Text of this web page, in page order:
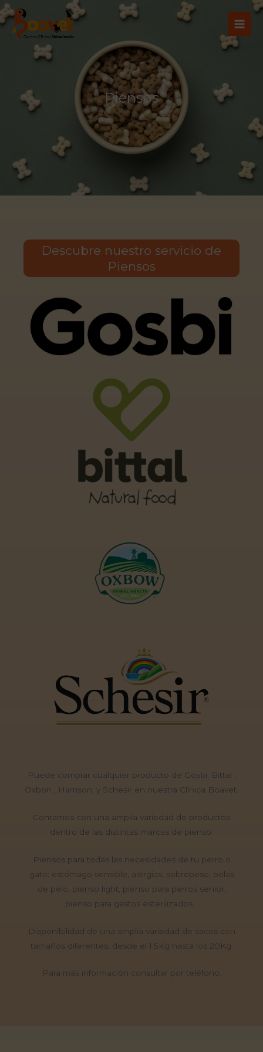
Piensos
Descubre nuestro servicio de
Piensos
Puede comprar cualquier producto de Gosbi, Bittal ,
Oxbon , Harrison, y Schesir en nuestra Clínica Boavet.
Contamos con una amplia variedad de productos
dentro de las distintas marcas de pienso.
Piensos para todas las necesidades de tu perro o
gato: estómago sensible, alergias, sobrepeso, bolas
de pelo, pienso light, pienso para perros senior,
pienso para gastos esterilizados…
Disponibilidad de una amplia variedad de sacos con
tamaños diferentes, desde el 1,5Kg hasta los 20Kg.
Para más información consultar por teléfono.